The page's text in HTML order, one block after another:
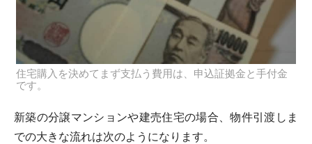
住宅購入を決めてまず支払う費用は、申込証拠金と手付金
です。
新築の分譲マンションや建売住宅の場合、物件引渡しま
での大きな流れは次のようになります。